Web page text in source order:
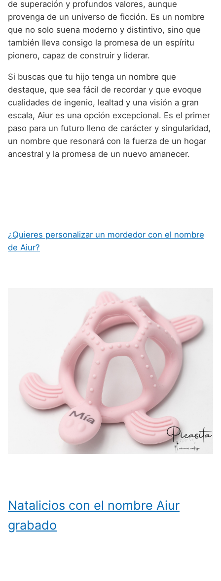
de superación y profundos valores, aunque
provenga de un universo de ficción. Es un nombre
que no solo suena moderno y distintivo, sino que
también lleva consigo la promesa de un espíritu
pionero, capaz de construir y liderar.
Si buscas que tu hijo tenga un nombre que
destaque, que sea fácil de recordar y que evoque
cualidades de ingenio, lealtad y una visión a gran
escala, Aiur es una opción excepcional. Es el primer
paso para un futuro lleno de carácter y singularidad,
un nombre que resonará con la fuerza de un hogar
ancestral y la promesa de un nuevo amanecer.
¿Quieres personalizar un mordedor con el nombre
de Aiur?
Natalicios con el nombre Aiur
grabado